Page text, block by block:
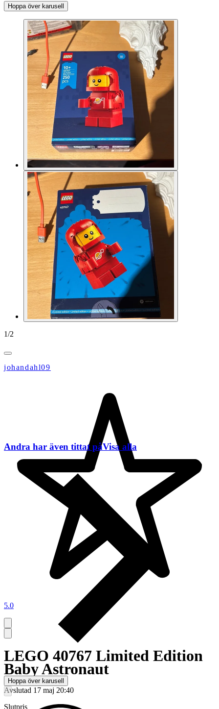
Hoppa över karusell
1/2
johandahl09
5.0
LEGO 40767 Limited Edition
Baby Astronaut
Avslutad 17 maj 20:40
Slutpris
Andra har även tittat påVisa alla
Hoppa över karusell